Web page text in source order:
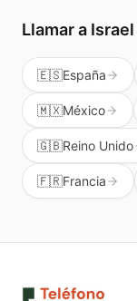
Llamar a Israel
🇪🇸España
🇲🇽México
🇬🇧Reino Unido
🇫🇷Francia